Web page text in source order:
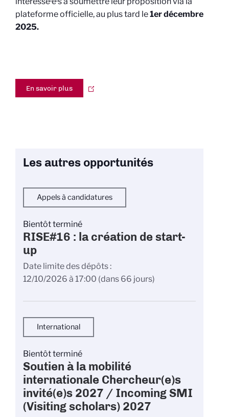
plateforme officielle, au plus tard le1er décembre
2025.
En savoir plus
Les autres opportunités
Appels à candidatures
Bientôt terminé
RISE#16 : la création de start-
up
Date limite des dépôts
12/10/2026 à 17:00 (dans 66 jours)
International
Bientôt terminé
Soutien à la mobilité
internationale Chercheur(e)s
invité(e)s 2027 / Incoming SMI
(Visiting scholars) 2027